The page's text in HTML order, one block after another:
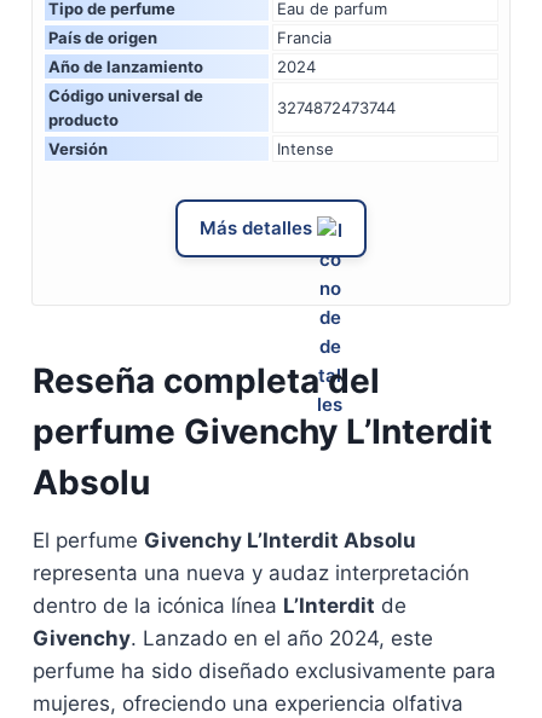
Tipo de perfume
Eau de parfum
País de origen
Francia
Año de lanzamiento
2024
Código universal de
producto
3274872473744
Versión Intense
Más detalles
Reseña completa del
perfume Givenchy L’Interdit
Absolu
El perfume Givenchy L’Interdit Absolu
representa una nueva y audaz interpretación
dentro de la icónica línea L’Interdit de
Givenchy. Lanzado en el año 2024, este
perfume ha sido diseñado exclusivamente para
mujeres, ofreciendo una experiencia olfativa